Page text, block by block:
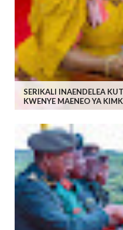
SERIKALI INAENDELEA
KWENYE MAENEO YA